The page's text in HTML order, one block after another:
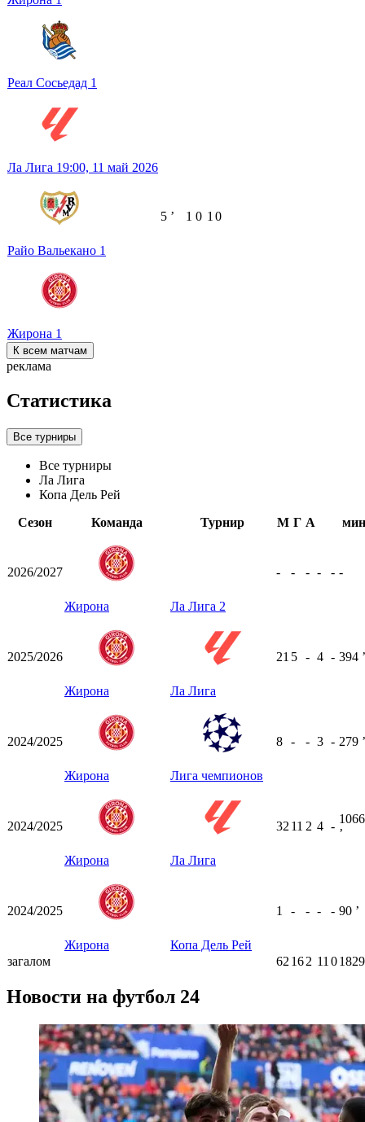
Реал Сосьедад 1
Ла Лига 19:00, 11 май 2026
Райо Вальекано 1
Жирона 1
5 ʼ 1 0 1 0
К всем матчам
реклама
Статистика
Все турниры
Все турниры
Ла Лига
Копа Дель Рей
Сезон
Команда Турнир М Г А мин
2026/2027
Жирона Ла Лига 2
- - - - - -
2025/2026
Жирона Ла Лига
21 5 - 4 - 394 ʼ
2024/2025
Жирона Лига чемпионов
8 - - 3 - 279 ʼ
2024/2025
Жирона Ла Лига
32 11 2 4 -
1066
ʼ
2024/2025
Жирона Копа Дель Рей
1 - - - - 90 ʼ
загалом 62 162 11 0
Новости на футбол 24